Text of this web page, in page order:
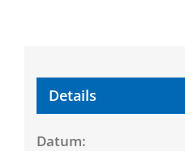
Details
Datum: